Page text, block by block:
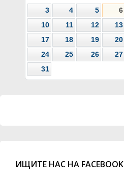
3
4 5 6
10
11 12 13
17
18 19 20
24
25 26 27
31
ИЩИТЕ НАС НА FACEBOOK